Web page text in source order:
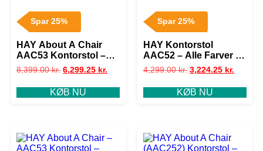
Spar 25%
HAY About A Chair
AAC53 Kontorstol –
Sense Læder – Sort /
aluminium
8,399.00kr. 6,299.25 kr.
KØB NU
Spar 25%
HAY Kontorstol
AAC52 – Alle Farver –
Grå / Poleret Alu.
4,299.00kr. 3,224.25 kr.
KØB NU